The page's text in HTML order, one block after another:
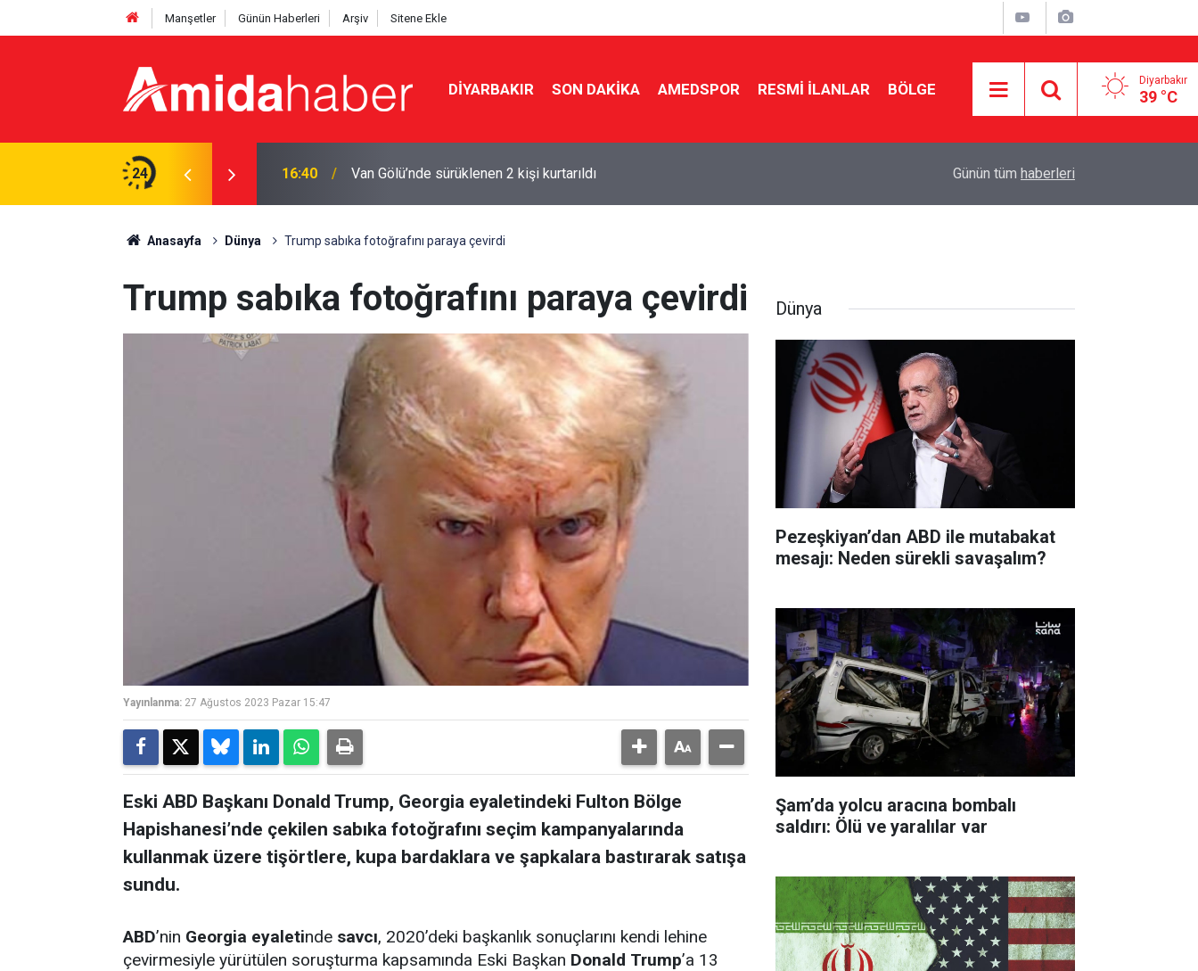
Manşetler Günün Haberleri Arşiv Sitene Ekle
DIYARBAKIR SON DAKIKA AMEDSPOR RESMI İLANLAR BÖLGE Diyarbakır
39 °C
24
Uzmanından uyarı 16:40 Van Gölü’nde sürüklenen 2 kişi kurtarıldı 47 derecelik sıcakta asfalt mesaisi
Günün tüm haberleri
Anasayfa Dünya Trump sabıka fotoğrafını paraya çevirdi
Trump sabıka fotoğrafını paraya çevirdi
Yayınlanma: 27 Ağustos 2023 Pazar 15:47
Eski ABD Başkanı Donald Trump, Georgia eyaletindeki Fulton Bölge
Hapishanesi’nde çekilen sabıka fotoğrafını seçim kampanyalarında
kullanmak üzere tişörtlere, kupa bardaklara ve şapkalara bastırarak satışa
sundu.
ABD’nin Georgia eyaletinde savcı, 2020’deki başkanlık sonuçlarını kendi lehine
çevirmesiyle yürütülen soruşturma kapsamında Eski Başkan Donald Trump’a 13
Dünya
Pezeşkiyan’dan ABD ile mutabakat
mesajı: Neden sürekli savaşalım?
Şam’da yolcu aracına bombalı
saldırı: Ölü ve yaralılar var